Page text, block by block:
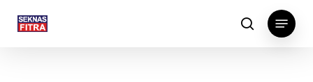
search
Menu